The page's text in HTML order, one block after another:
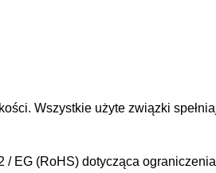
Wszystkie użyte związki
/ EG (RoHS) dotycząca